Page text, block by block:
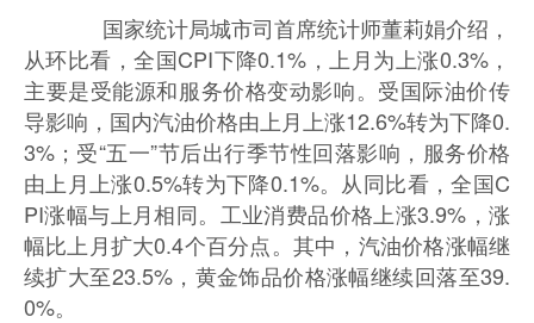
国家统计局城市司首席统计师董莉娟介绍，
从环比看，全国CPI下降0.1%，上月为上涨0.3%，
主要是受能源和服务价格变动影响。受国际油价传
导影响，国内汽油价格由上月上涨12.6%转为下降0.
3%；受“五一”节后出行季节性回落影响，服务价格
由上月上涨0.5%转为下降0.1%。从同比看，全国C
PI涨幅与上月相同。工业消费品价格上涨3.9%，涨
幅比上月扩大0.4个百分点。其中，汽油价格涨幅继
续扩大至23.5%，黄金饰品价格涨幅继续回落至39.
0%。